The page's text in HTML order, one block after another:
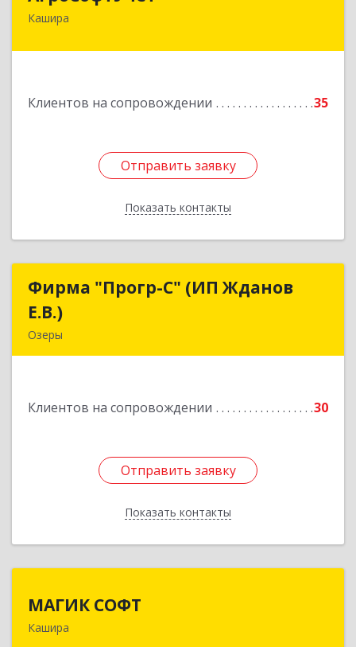
Кашира
Клиентов на сопровождении 35
Отправить заявку
Показать контакты
142932, Московская обл, г.о.Кашира, Каменка д,
Отправить заявку
Назад
Фирма "Прогр-С" (ИП Жданов
Е.В.)
Озеры
Клиентов на сопровождении 30
Отправить заявку
Показать контакты
Фирма "Прогр-С" (ИП Жданов
Подробнее
Отправить заявку
Назад
МАГИК СОФТ
Кашира